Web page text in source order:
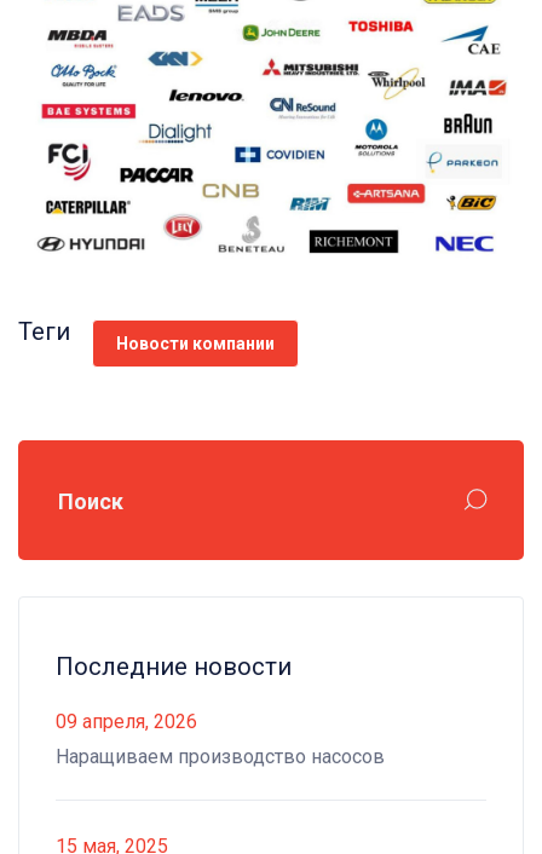
Теги Новости компании
Поиск
Последние новости
09 апреля, 2026
Наращиваем производство насосов
15 мая, 2025